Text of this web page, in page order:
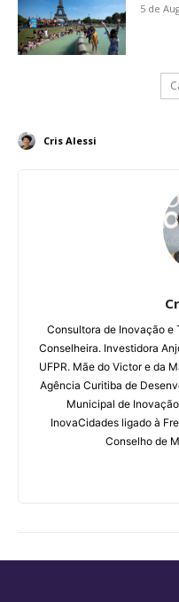
5 de
Cris Alessi
Consultora de Inovação e
Conselheira. Investidora
UFPR. Mãe do Victor e da
Agência Curitiba de
Municipal de
InovaCidades ligado à
Conselho de